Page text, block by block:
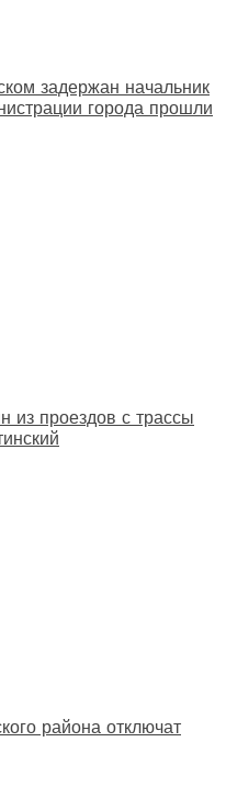
задержан начальник
города прошли
из проездов с трассы
района отключат